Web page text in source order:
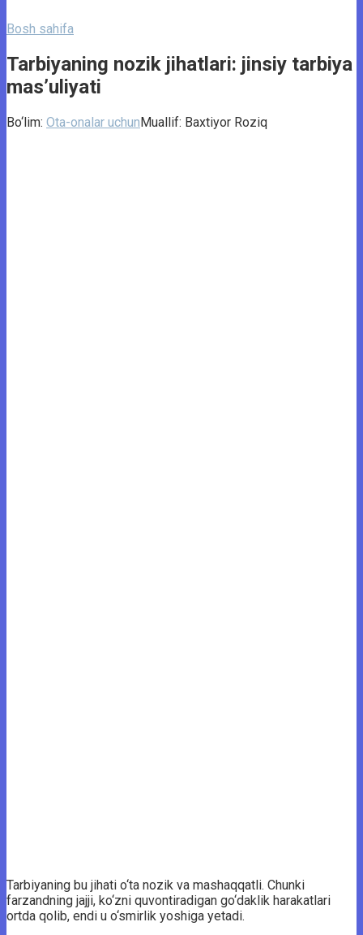
Bosh sahifa
Tarbiyaning nozik jihatlari: jinsiy tarbiya
mas’uliyati
Bo‘lim: Ota-onalar uchunMuallif: Baxtiyor Roziq
Tarbiyaning bu jihati o‘ta nozik va mashaqqatli. Chunki
farzandning jajji, ko‘zni quvontiradigan go‘daklik harakatlari
ortda qolib, endi u o‘smirlik yoshiga yetadi.